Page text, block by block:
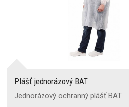
Plášť jednorázový BAT
Jednorázový ochranný plášť BAT